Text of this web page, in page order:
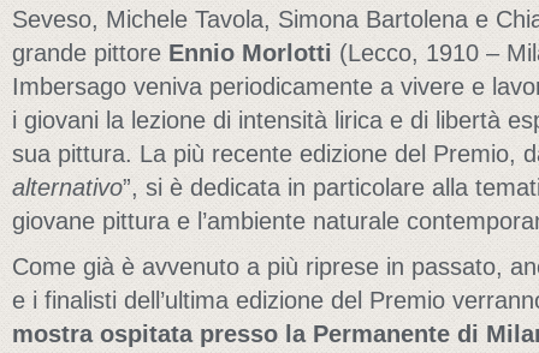
Seveso, Michele Tavola, Simona Bartolena e
grande pittore Ennio Morlotti (Lecco, 1910 –
Imbersago veniva periodicamente a vivere e
i giovani la lezione di intensità lirica e di libertà
sua pittura. La più recente edizione del Premio,
alternativo”, si è dedicata in particolare alla
giovane pittura e l’ambiente naturale
Come già è avvenuto a più riprese in passato,
e i finalisti dell’ultima edizione del Premio
mostra ospitata presso la Permanente di